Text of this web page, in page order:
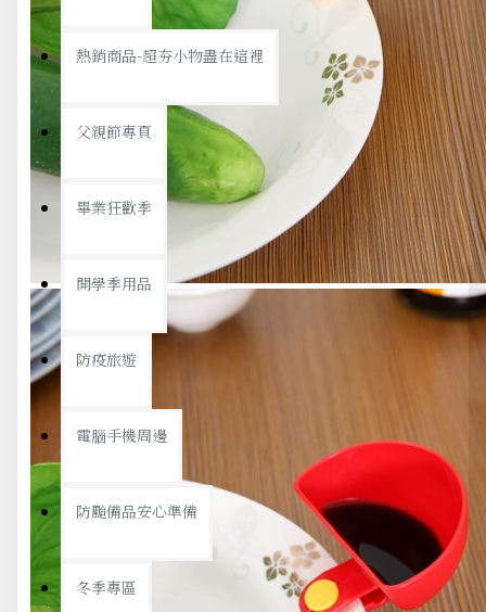
熱銷商品-超夯小物盡在這裡
父親節專頁
畢業狂歡季
開學季用品
防疫旅遊
電腦手機周邊
防颱備品安心準備
冬季專區